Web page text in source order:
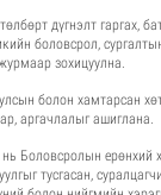
дүгнэлт гаргах,
боловсрол,
зохицуулна.
болон хамтарсан
аргачлалыг ашиглана.
Боловсролын ерөнхий
тусгасан,